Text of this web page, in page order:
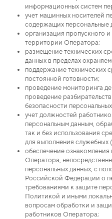
информационных систем
учет машинных носителей
содержащих персональные
организация пропускного
территории Оператора;
размещение технических
данных в пределах
поддержание технических
постоянной готовности;
проведение мониторинга
проведение
безопасности
учет должностей
персональным данным,
так и без использования
для выполнения служебных
обеспечение
Оператора,
персональных данных, с
Российской Федерации о
требованиями к защите
Политикой и иными
вопросам обработки и
работников Оператора;